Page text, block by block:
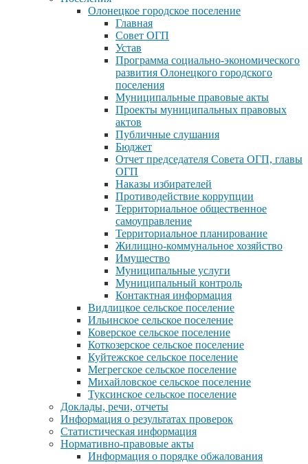
Олонецкое городское поселение
Главная
Совет ОГП
Устав
Программа социально-экономического
развития Олонецкого городского
поселения
Муниципальные правовые акты
Проекты муниципальных правовых
актов
Публичные слушания
Бюджет
Отчет председателя Совета ОГП, главы
ОГП
Наказы избирателей
Противодействие коррупции
Территориальное общественное
самоуправление
Территориальное планирование
Жилищно-коммунальное хозяйство
Имущество
Муниципальные услуги
Муниципальный контроль
Контактная информация
Видлицкое сельское поселение
Ильинское сельское поселение
Коверское сельское поселение
Коткозерское сельское поселение
Куйтежское сельское поселение
Мегрегское сельское поселение
Михайловское сельское поселение
Туксинское сельское поселение
Доклады, речи, отчеты
Информация о результатах проверок
Статистическая информация
Нормативно-правовые акты
Информация о порядке обжалования